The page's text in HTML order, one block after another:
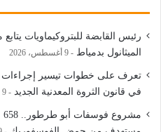
رئيس القابضة للبتروكيماويات
الميثانول بدمياط
9 أغسطس، 2026
في قانون الثروة المعدنية الجديد
9 أغسطس، 2026